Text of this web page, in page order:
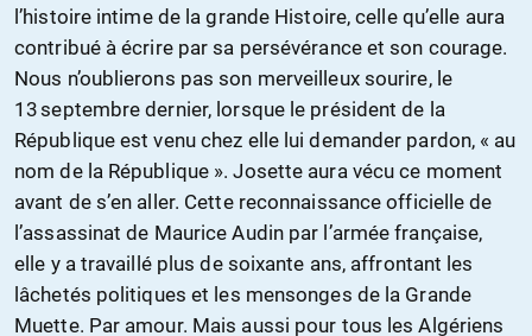
l’histoire intime de la grande Histoire, celle qu’elle aura
contribué à écrire par sa persévérance et son courage.
Nous n’oublierons pas son merveilleux sourire, le
13 septembre dernier, lorsque le président de la
République est venu chez elle lui demander pardon, « au
nom de la République ». Josette aura vécu ce moment
avant de s’en aller. Cette reconnaissance officielle de
l’assassinat de Maurice Audin par l’armée française,
elle y a travaillé plus de soixante ans, affrontant les
lâchetés politiques et les mensonges de la Grande
Muette. Par amour. Mais aussi pour tous les Algériens